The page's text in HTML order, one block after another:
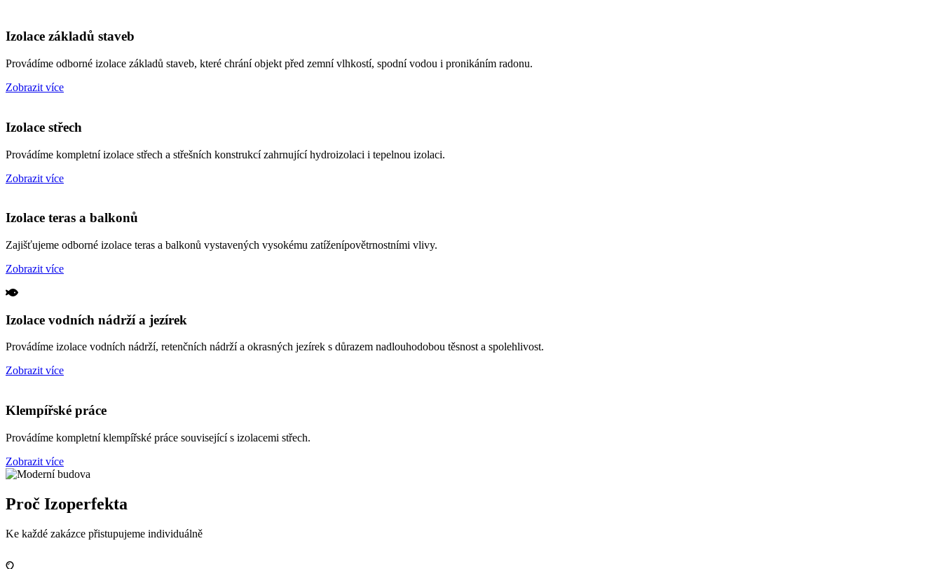
Izolace základů staveb
Provádíme odborné izolace základů staveb, které chrání objekt před zemní vlhkostí, spodní vodou i pronikáním radonu.
Zobrazit více
Izolace střech
Provádíme kompletní izolace střech a střešních konstrukcí zahrnující hydroizolaci i tepelnou izolaci.
Zobrazit více
Izolace teras a balkonů
Zajišťujeme odborné izolace teras a balkonů vystavených vysokému zatíženípovětrnostními vlivy.
Zobrazit více
Izolace vodních nádrží a jezírek
Provádíme izolace vodních nádrží, retenčních nádrží a okrasných jezírek s důrazem nadlouhodobou těsnost a spolehlivost.
Zobrazit více
Klempířské práce
Provádíme kompletní klempířské práce související s izolacemi střech.
Zobrazit více
Proč Izoperfekta
Ke každé zakázce přistupujeme individuálně